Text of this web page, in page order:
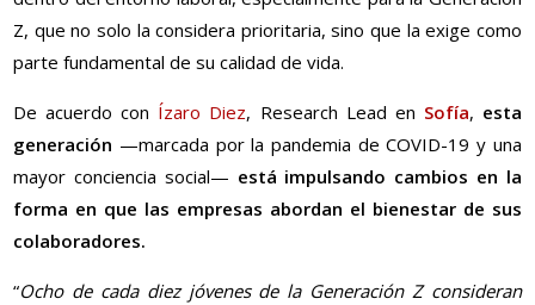
Z, que no solo la considera prioritaria, sino que la exige como
parte fundamental de su calidad de vida.
De acuerdo con Ízaro Diez, Research Lead en Sofía, esta
generación —marcada por la pandemia de COVID-19 y una
mayor conciencia social— está impulsando cambios en la
forma en que las empresas abordan el bienestar de sus
colaboradores.
“Ocho de cada diez jóvenes de la Generación Z consideran